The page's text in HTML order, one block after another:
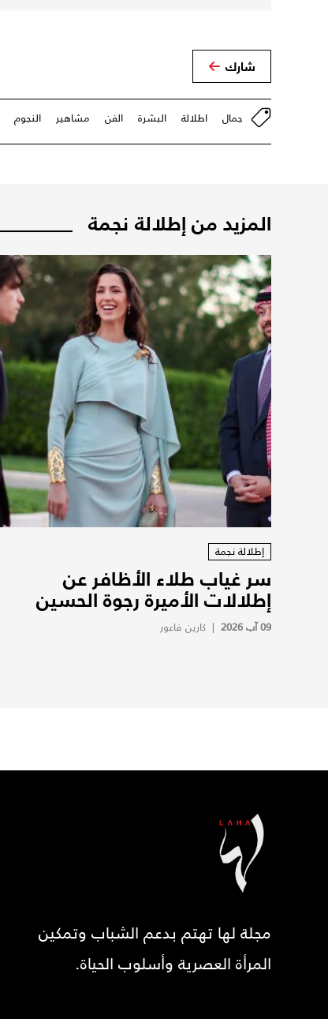
شارك
جمال اطلالة البشرة الفن مشاهير النجوم
المزيد من إطلالة نجمة
إطلالة نجمة
سر غياب طلاء الأظافر عن
إطلالات الأميرة رجوة الحسين
09 آب 2026 | كارين فاعور
مجلة لها تهتم بدعم الشباب وتمكين
المرأة العصرية وأسلوب الحياة.